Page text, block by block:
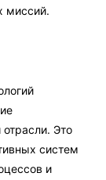
миссий.
Это
систем
и